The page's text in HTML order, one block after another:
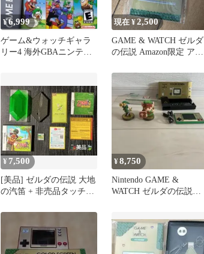
¥6,999
ゲーム&ウォッチギャラ
リー4 海外GBAニンテン
現在 ¥2,500
GAME & WATCH ゼルダ
の伝説 Amazon限定 アク
¥ 7,500
[美品] ゼルダの伝説 大地
の汽笛 + 非売品タッチペ
¥8,750
Nintendo GAME &
WATCH ゼルダの伝説